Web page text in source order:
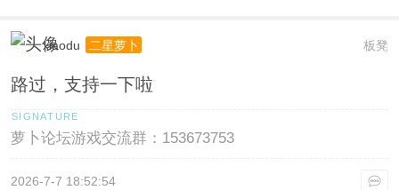
板凳
xiaodu 二星萝卜
路过，支持一下啦
萝卜论坛游戏交流群：153673753
2026-7-7 18:52:54